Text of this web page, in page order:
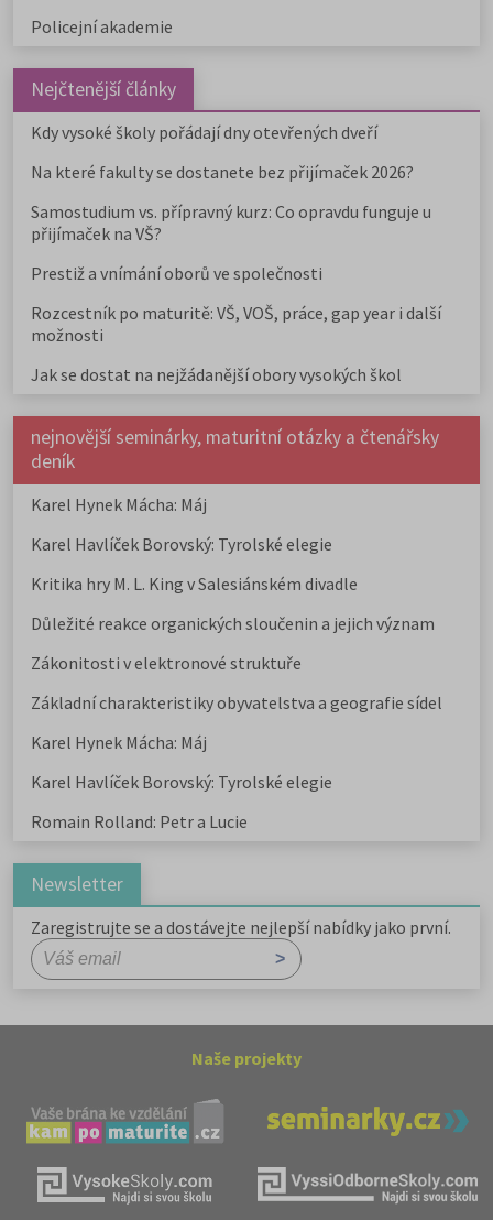
Policejní akademie
Nejčtenější články
Kdy vysoké školy pořádají dny otevřených dveří
Na které fakulty se dostanete bez přijímaček 2026?
Samostudium vs. přípravný kurz: Co opravdu funguje u
přijímaček na VŠ?
Prestiž a vnímání oborů ve společnosti
Rozcestník po maturitě: VŠ, VOŠ, práce, gap year i další
možnosti
Jak se dostat na nejžádanější obory vysokých škol
nejnovější seminárky, maturitní otázky a čtenářsky
deník
Karel Hynek Mácha: Máj
Karel Havlíček Borovský: Tyrolské elegie
Kritika hry M. L. King v Salesiánském divadle
Důležité reakce organických sloučenin a jejich význam
Zákonitosti v elektronové struktuře
Základní charakteristiky obyvatelstva a geografie sídel
Karel Hynek Mácha: Máj
Karel Havlíček Borovský: Tyrolské elegie
Romain Rolland: Petr a Lucie
Newsletter
Zaregistrujte se a dostávejte nejlepší nabídky jako první.
Naše projekty